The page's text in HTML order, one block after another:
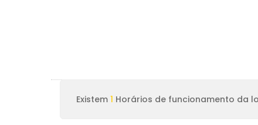
Existem 1 Horários de funcionamento da